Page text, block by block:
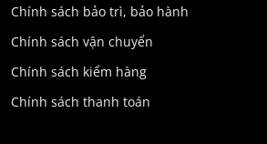
Chính sách bảo trì, bảo hành
Chính sách vận chuyển
Chính sách kiểm hàng
Chính sách thanh toán